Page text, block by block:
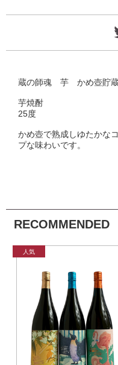
蔵の師魂 芋 かめ壺貯
芋焼酎
25度
かめ壺で熟成しゆたかな
プな味わいです。
RECOMMENDED